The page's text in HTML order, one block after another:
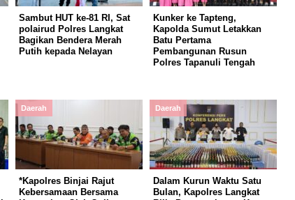
Sambut HUT ke-81 RI, Sat
polairud Polres Langkat
Bagikan Bendera Merah
Putih kepada Nelayan
Kunker ke Tapteng,
Kapolda Sumut Letakkan
Batu Pertama
Pembangunan Rusun
Polres Tapanuli Tengah
Daerah
*Kapolres Binjai Rajut
Kebersamaan Bersama
Daerah
Dalam Kurun Waktu Satu
Bulan, Kapolres Langkat